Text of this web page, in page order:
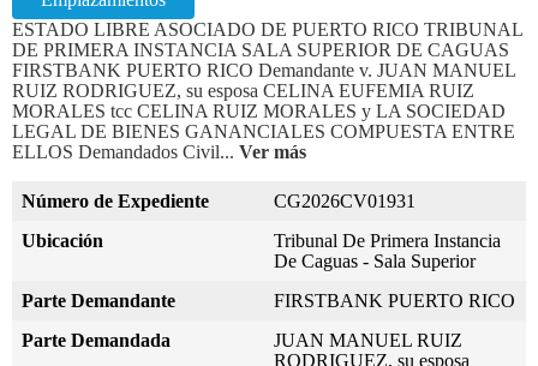
ESTADO LIBRE ASOCIADO DE PUERTO RICO TRIBUNAL
DE PRIMERA INSTANCIA SALA SUPERIOR DE CAGUAS
FIRSTBANK PUERTO RICO Demandante v. JUAN MANUEL
RUIZ RODRIGUEZ, su esposa CELINA EUFEMIA RUIZ
MORALES tcc CELINA RUIZ MORALES y LA SOCIEDAD
LEGAL DE BIENES GANANCIALES COMPUESTA ENTRE
ELLOS Demandados Civil... Ver más
Número de Expediente
CG2026CV01931
Ubicación
Tribunal De Primera Instancia
De Caguas - Sala Superior
Parte Demandante
FIRSTBANK PUERTO RICO
Parte Demandada
JUAN MANUEL RUIZ
RODRIGUEZ, su esposa